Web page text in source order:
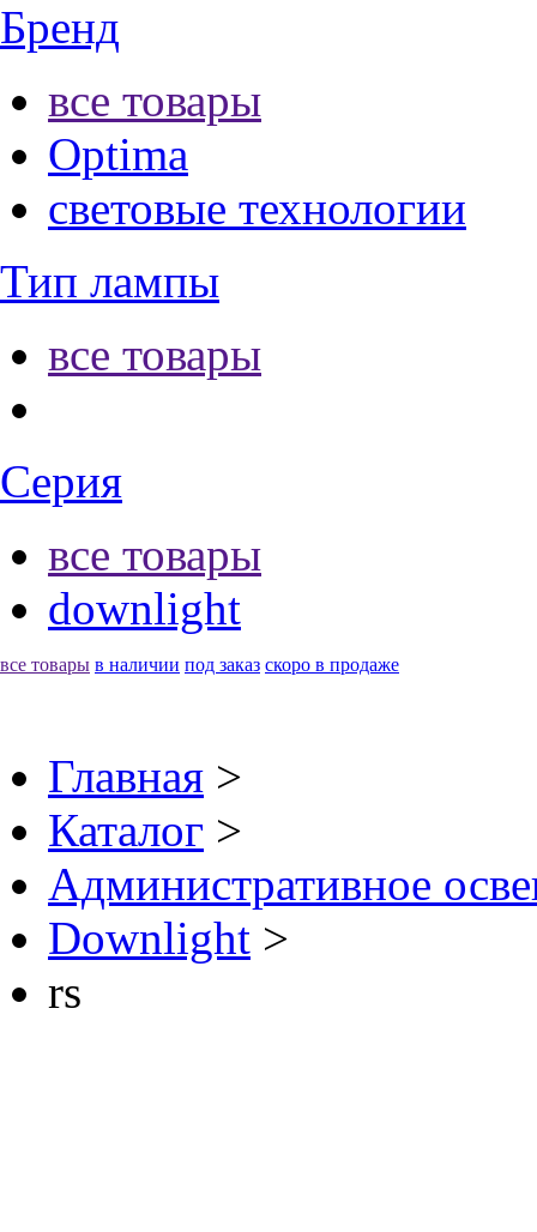
Бренд
все товары
Optima
световые технологии
Тип лампы
все товары
Серия
все товары
downlight
все товары в наличии под заказ скоро в продаже
Главная >
Каталог >
Административное
Downlight >
rs